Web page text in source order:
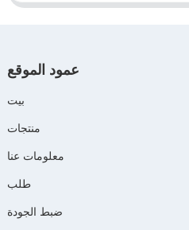
عمود الموقع
بيت
منتجات
معلومات عنا
طلب
ضبط الجودة